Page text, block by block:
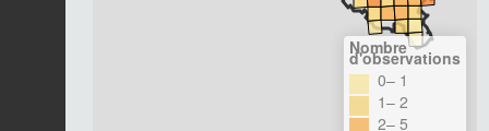
Nombre
d'observations
0– 1
1– 2
2– 5